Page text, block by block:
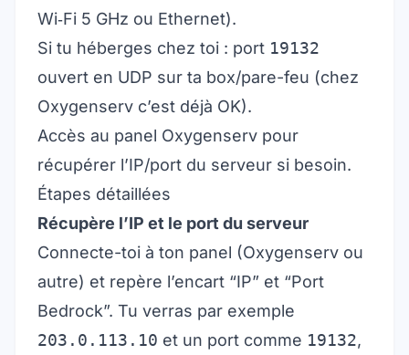
Wi‑Fi 5 GHz ou Ethernet).
Si tu héberges chez toi : port 19132
ouvert en UDP sur ta box/pare-feu (chez
Oxygenserv c’est déjà OK).
Accès au panel Oxygenserv pour
récupérer l’IP/port du serveur si besoin.
Étapes détaillées
Récupère l’IP et le port du serveur
Connecte-toi à ton panel (Oxygenserv ou
autre) et repère l’encart “IP” et “Port
Bedrock”. Tu verras par exemple
203.0.113.10 et un port comme 19132,